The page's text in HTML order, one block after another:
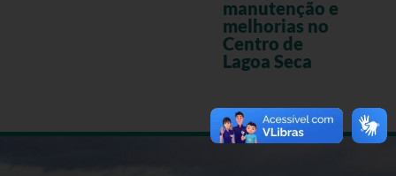
manutenção e
melhorias no
Centro de
Lagoa Seca